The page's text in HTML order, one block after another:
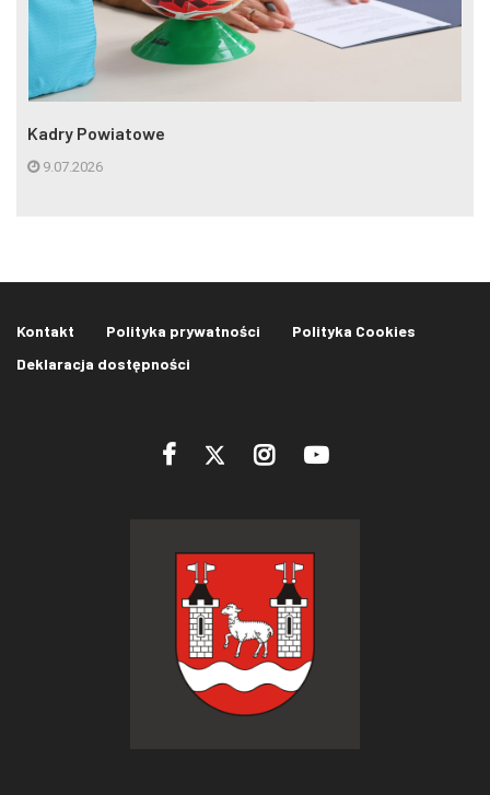
Kadry Powiatowe
9.07.2026
Kontakt Polityka prywatności
Polityka Cookies
Deklaracja dostępności